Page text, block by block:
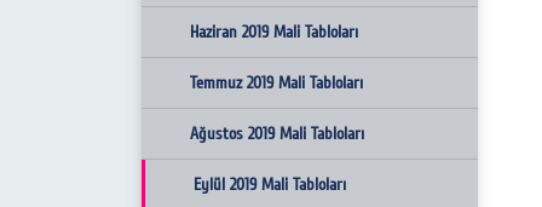
Temmuz 2020 Mali Tabloları
Ağustos 2020 Mali Tabloları
Eylül 2020 Mali Tabloları
Ekim 2020 Mali Tabloları
Haziran 2019 Mali Tabloları
Temmuz 2019 Mali Tabloları
Ağustos 2019 Mali Tabloları
Eylül 2019 Mali Tabloları